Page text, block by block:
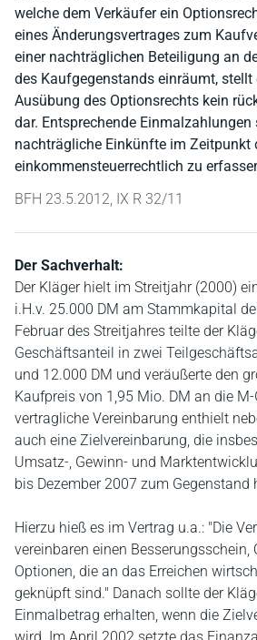
welche dem Verkäufer ein
eines Änderungsvertrages zum
einer nachträglichen Beteiligung an
des Kaufgegenstands einräumt, stellt
Ausübung des Optionsrechts kein
dar. Entsprechende
nachträgliche Einkünfte im Zeitpunkt
einkommensteuerrechtlich zu
BFH 23.5.2012, IX R 32/11
Der Sachverhalt:
Der Kläger hielt im Streitjahr (2000)
i.H.v. 25.000 DM am Stammkapital
Februar des Streitjahres teilte der
Geschäftsanteil in zwei
und 12.000 DM und veräußerte den
Kaufpreis von 1,95 Mio. DM an die M-
vertragliche Vereinbarung enthielt
auch eine Zielvereinbarung, die
Umsatz-, Gewinn- und
bis Dezember 2007 zum Gegenstand
Hierzu hieß es im Vertrag u.a.: "Die
vereinbaren einen Besserungsschein,
Optionen, die an das Erreichen
geknüpft sind." Danach sollte der
Einmalbetrag erhalten, wenn die